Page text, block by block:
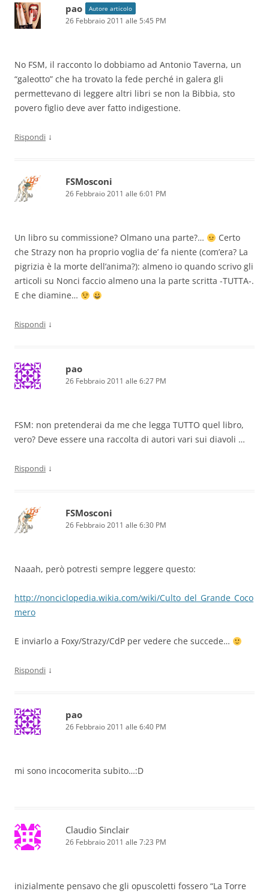
pao Autore articolo
26 Febbraio 2011 alle 5:45 PM
No FSM, il racconto lo dobbiamo ad Antonio Taverna, un
“galeotto” che ha trovato la fede perché in galera gli
permettevano di leggere altri libri se non la Bibbia, sto
povero figlio deve aver fatto indigestione.
Rispondi ↓
FSMosconi
26 Febbraio 2011 alle 6:01 PM
Un libro su commissione? Olmano una parte?…
Certo
che Strazy non ha proprio voglia de’ fa niente (com’era? La
pigrizia è la morte dell’anima?): almeno io quando scrivo gli
articoli su Nonci faccio almeno una la parte scritta -TUTTA-.
E che diamine…
Rispondi ↓
pao
26 Febbraio 2011 alle 6:27 PM
FSM: non pretenderai da me che legga TUTTO quel libro,
vero? Deve essere una raccolta di autori vari sui diavoli …
Rispondi ↓
FSMosconi
26 Febbraio 2011 alle 6:30 PM
Naaah, però potresti sempre leggere questo:
http://nonciclopedia.wikia.com/wiki/Culto_del_Grande_Coco
mero
E inviarlo a Foxy/Strazy/CdP per vedere che succede…
Rispondi ↓
pao
26 Febbraio 2011 alle 6:40 PM
mi sono incocomerita subito…:D
Claudio Sinclair
26 Febbraio 2011 alle 7:23 PM
inizialmente pensavo che gli opuscoletti fossero “La Torre